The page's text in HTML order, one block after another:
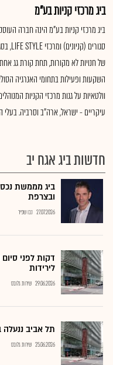
ביג מרכזי קניות בע"מ
ביג מרכזי קניות בע"מ הינה חברה
של חנויות לא מקורות, תחת קורת גג
השקעות ופעילות בתחומי האנרגיה
וולטאיות על גגות מרכזי הקניות
עיקריים - ישראל, ארה"ב וסרביה. בעלי
חדשות ביג אגח יב
ביג מממשת
ובצרפת
27.07.2026 נבו שפיר
דקות לפני
לירידות
29.06.2026 שירות גלובס
תל אביב ננעלה
25.06.2026 שירות גלובס